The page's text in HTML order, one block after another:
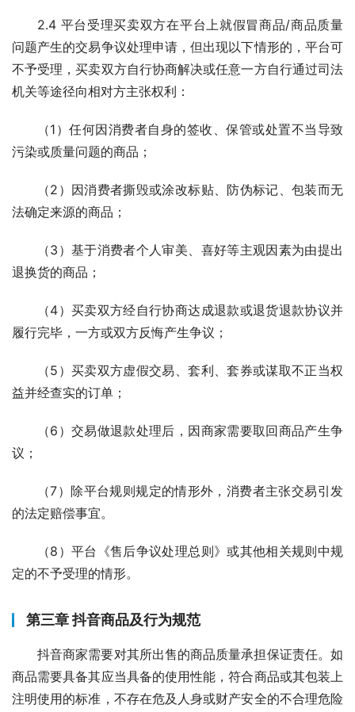
2.4 平台受理买卖双方在平台上就假冒商品/商品质量
问题产生的交易争议处理申请，但出现以下情形的，平台可
不予受理，买卖双方自行协商解决或任意一方自行通过司法
机关等途径向相对方主张权利：
（1）任何因消费者自身的签收、保管或处置不当导致
污染或质量问题的商品；
（2）因消费者撕毁或涂改标贴、防伪标记、包装而无
法确定来源的商品；
（3）基于消费者个人审美、喜好等主观因素为由提出
退换货的商品；
（4）买卖双方经自行协商达成退款或退货退款协议并
履行完毕，一方或双方反悔产生争议；
（5）买卖双方虚假交易、套利、套券或谋取不正当权
益并经查实的订单；
（6）交易做退款处理后，因商家需要取回商品产生争
议；
（7）除平台规则规定的情形外，消费者主张交易引发
的法定赔偿事宜。
（8）平台《售后争议处理总则》或其他相关规则中规
定的不予受理的情形。
第三章 抖音商品及行为规范
抖音商家需要对其所出售的商品质量承担保证责任。如
商品需要具备其应当具备的使用性能，符合商品或其包装上
注明使用的标准，不存在危及人身或财产安全的不合理危险